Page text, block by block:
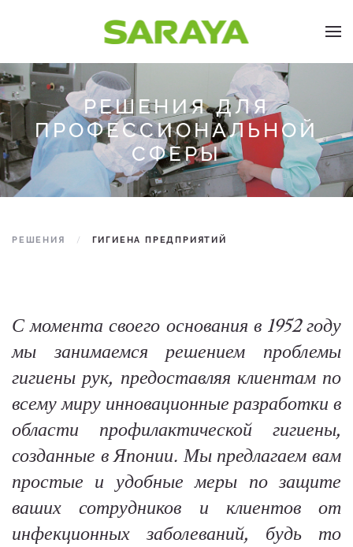
Skip to main content
РЕШЕНИЯ ДЛЯ
ПРОФЕССИОНАЛЬНОЙ
СФЕРЫ
РЕШЕНИЯ ГИГИЕНА ПРЕДПРИЯТИЙ
С момента своего основания в 1952 году
мы занимаемся решением проблемы
гигиены рук, предоставляя клиентам по
всему миру инновационные разработки в
области профилактической гигиены,
созданные в Японии. Мы предлагаем вам
простые и удобные меры по защите
ваших сотрудников и клиентов от
инфекционных заболеваний, будь то